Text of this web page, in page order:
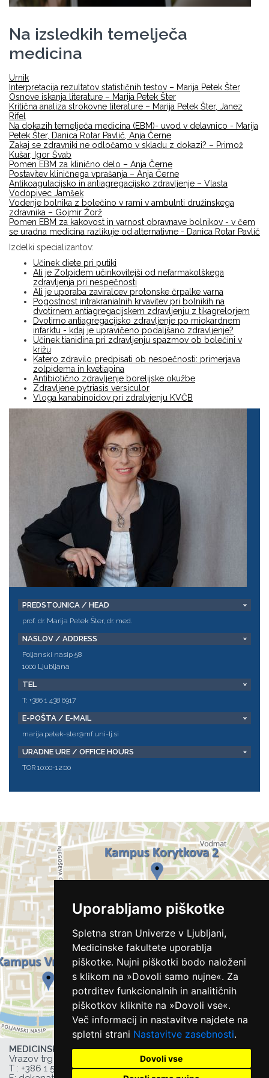
Uporabljamo piškotke
Spletna stran Univerze v Ljubljani,
Medicinske fakultete uporablja
piškotke. Nujni piškotki bodo naloženi
s klikom na »Dovoli samo nujne«. Za
potrditev funkcionalnih in analitičnih
piškotkov kliknite na »Dovoli vse«.
Več informacij in nastavitve najdete na
spletni strani Nastavitve zasebnosti.
Dovoli vse
Na izsledkih temelječa
medicina
Urnik
Interpretacija rezultatov statističnih testov – Marija Petek Šter
Osnove iskanja literature – Marija Petek Šter
Kritična analiza strokovne literature – Marija Petek Šter, Janez
Rifel
Na dokazih temelječa medicina (EBM)- uvod v delavnico - Marija
Petek Šter, Danica Rotar Pavlič, Anja Černe
Zakaj se zdravniki ne odločamo v skladu z dokazi? – Primož
Kušar, Igor Švab
Pomen EBM za klinično delo – Anja Černe
Postavitev kliničnega vprašanja – Anja Černe
Antikoagulacijsko in antiagregacijsko zdravljenje – Vlasta
Vodopivec Jamšek
Vodenje bolnika z bolečino v rami v ambulnti družinskega
zdravnika – Gojmir Žorž
Pomen EBM za kakovost in varnost obravnave bolnikov - v čem
se uradna medicina razlikuje od alternativne - Danica Rotar Pavlič
Izdelki specializantov:
Učinek diete pri putiki
Ali je Zolpidem učinkovitejši od nefarmakolškega
zdravljenja pri nespečnosti
Ali je uporaba zaviralcev protonske črpalke varna
Pogostnost intrakranialnih krvavitev pri bolnikih na
dvotirnem antiagregacijskem zdravljenju z tikagrelorjem
Dvotirno antiagregacijsko zdravljenje po miokardnem
infarktu - kdaj je upravičeno podaljšano zdravljenje?
Učinek tianidina pri zdravljenju spazmov ob bolečini v
križu
Katero zdravilo predpisati ob nespečnosti: primerjava
zolpidema in kvetiapina
Antibiotično zdravljenje borelijske okužbe
Zdravljene pytriasis versiculor
Vloga kanabinoidov pri zdralvjenju KVČB
PREDSTOJNICA / HEAD
prof. dr. Marija Petek Šter, dr. med.
NASLOV / ADDRESS
Poljanski nasip 58
1000 Ljubljana
TEL
T: +386 1 438 6917
E-POŠTA / E-MAIL
marija.petek-ster@mf.uni-lj.si
URADNE URE / OFFICE HOURS
TOR 10:00-12:00
MEDICINSKA FAKULTETA UL,
Vrazov trg 2, 1000 Ljubljana, Slovenija,
T : +386 1 543 77 00, F: +386 1 543 77 01,